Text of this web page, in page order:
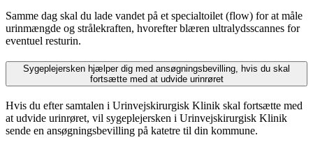
Samme dag skal du lade vandet på et specialtoilet (flow) for at måle
urinmængde og strålekraften, hvorefter blæren ultralydsscannes for
eventuel resturin.
Sygeplejersken hjælper dig med ansøgningsbevilling, hvis du skal
fortsætte med at udvide urinrøret
Hvis du efter samtalen i Urinvejskirurgisk Klinik skal fortsætte med
at udvide urinrøret, vil sygeplejersken i Urinvejskirurgisk Klinik
sende en ansøgningsbevilling på katetre til din kommune.